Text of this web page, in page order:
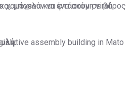
μπορούν να φτάσουν σε βάρος
και ένα ακόμη viral
assembly building in Mato